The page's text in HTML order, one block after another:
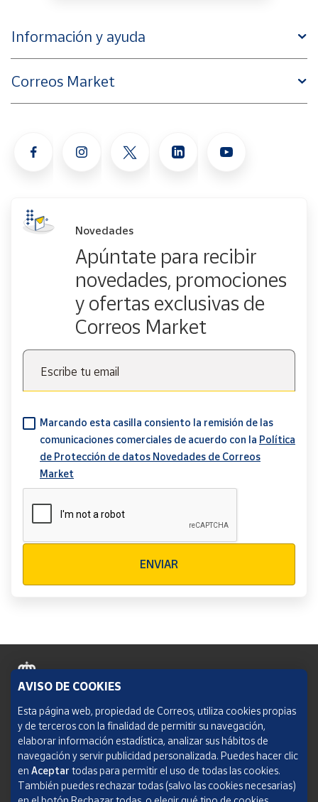
Información y ayuda
Correos Market
Novedades
Apúntate para recibir
novedades, promociones
y ofertas exclusivas de
Correos Market
Escribe tu email
Marcando esta casilla consiento la remisión de las
comunicaciones comerciales de acuerdo con la Política
de Protección de datos Novedades de Correos
Market
ENVIAR
Política de cookies
Aviso legal
Condiciones del servicio
Política de Privacidad Web
AVISO DE COOKIES
Esta página web, propiedad de Correos, utiliza cookies propias
y de terceros con la finalidad de permitir su navegación,
elaborar información estadística, analizar sus hábitos de
navegación y servir publicidad personalizada. Puedes hacer clic
en Aceptar todas para permitir el uso de todas las cookies.
También puedes rechazar todas (salvo las cookies necesarias)